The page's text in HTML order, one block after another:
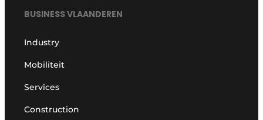
BUSINESS VLAANDEREN
Industry
Mobiliteit
Services
Construction